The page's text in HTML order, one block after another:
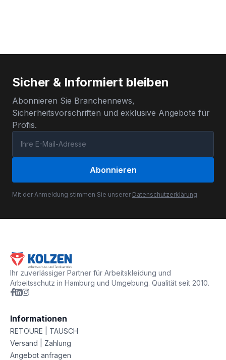
Sicher & Informiert bleiben
Abonnieren Sie Branchennews,
Sicherheitsvorschriften und exklusive Angebote für
Profis.
Abonnieren
Mit der Anmeldung stimmen Sie unserer Datenschutzerklärung.
Ihr zuverlässiger Partner für Arbeitskleidung und
Arbeitsschutz in Hamburg und Umgebung. Qualität seit 2010.
Informationen
RETOURE | TAUSCH
Versand | Zahlung
Angebot anfragen